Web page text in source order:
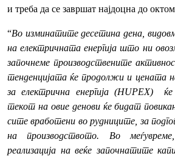
и треба да се завршат најдоцна до
“Во изминатите десетина дена,
на електричната енергија што ни
започнеме производствените
тенденцијата ќе продолжи и цената
за електрична енергија (HUPEX)
текот на овие денови ќе бидат
сите вработени во рудниците, за
на производството. Во
реализација на веќе започнатите